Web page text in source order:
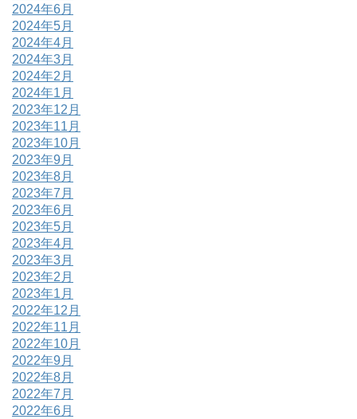
2024年6月
2024年5月
2024年4月
2024年3月
2024年2月
2024年1月
2023年12月
2023年11月
2023年10月
2023年9月
2023年8月
2023年7月
2023年6月
2023年5月
2023年4月
2023年3月
2023年2月
2023年1月
2022年12月
2022年11月
2022年10月
2022年9月
2022年8月
2022年7月
2022年6月